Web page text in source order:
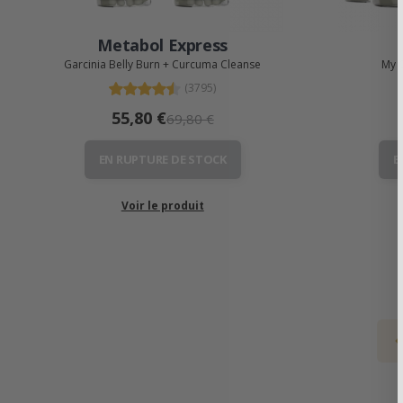
Metabol Express
Garcinia Belly Burn + Curcuma Cleanse
(3795)
55,80 €69,80 €
Voir le produit
My